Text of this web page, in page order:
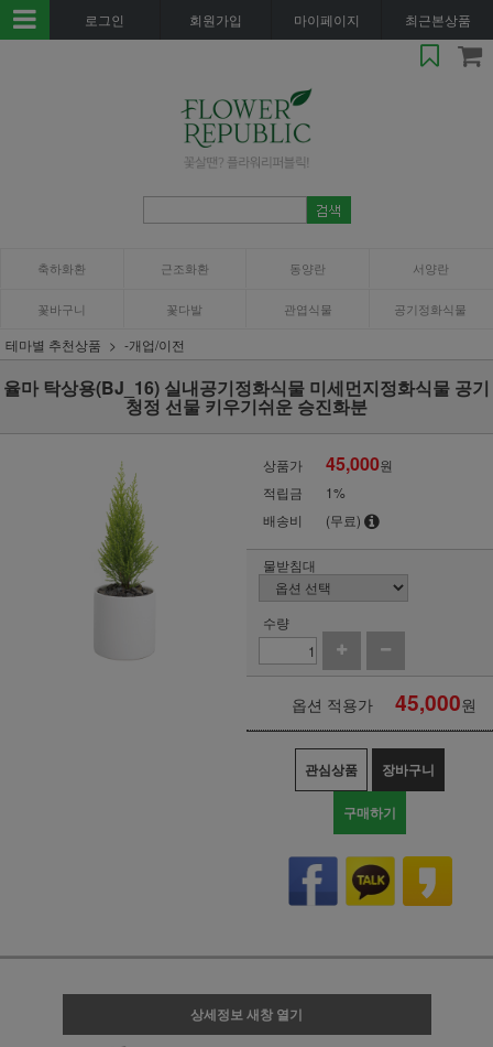
로그인 회원가입 마이페이지 최근본상품
축하화환 근조화환 동양란 서양란
꽃바구니 꽃다발 관엽식물 공기정화식물
테마별 추천상품 -개업/이전
율마 탁상용(BJ_16) 실내공기정화식물 미세먼지정화식물 공기
청정 선물 키우기쉬운 승진화분
상품가 45,000원
적립금
1%
배송비
(무료)
물받침대
수량
옵션 적용가 45,000원
관심상품 장바구니
구매하기
상세정보 새창 열기